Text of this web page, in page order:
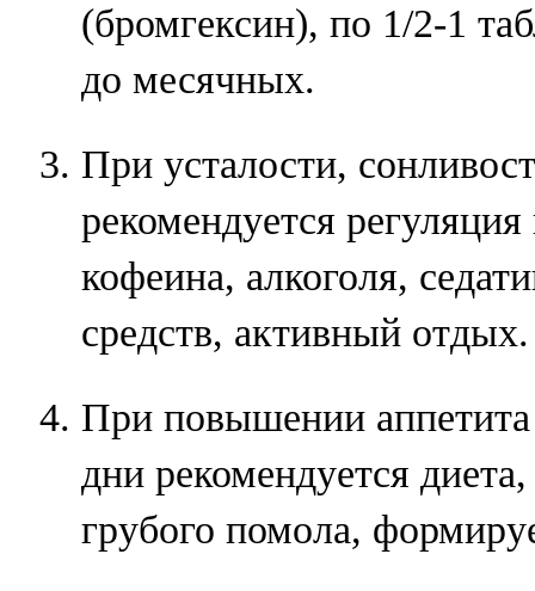
(бромгексин), по 1/2-1
до месячных.
При усталости,
рекомендуется
кофеина, алкоголя,
средств, активный отдых.
При повышении
дни рекомендуется
грубого помола,